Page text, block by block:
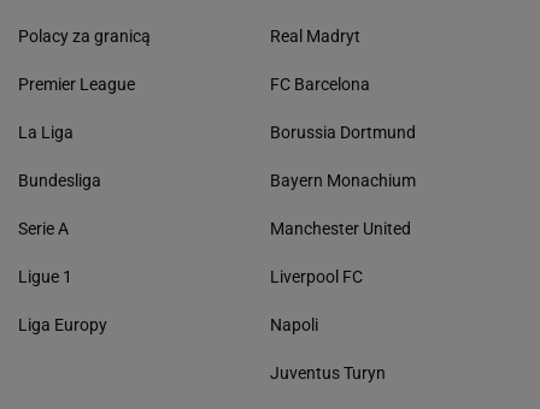
Polacy za granicą
Premier League
La Liga
Bundesliga
Serie A
Ligue 1
Liga Europy
Real Madryt
FC Barcelona
Borussia Dortmund
Bayern Monachium
Manchester United
Liverpool FC
Napoli
Juventus Turyn